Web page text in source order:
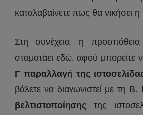
καταλαβαίνετε πως θα νικήσει η
Στη συνέχεια, η
σταματάει εδώ, αφού μπορείτε
Γ παραλλαγή της
βάλετε να διαγωνιστεί με τη B.
βελτιστοποίησης της